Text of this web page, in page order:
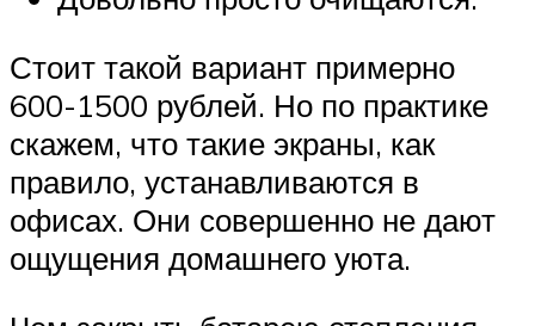
Стоит такой вариант примерно
600-1500 рублей. Но по практике
скажем, что такие экраны, как
правило, устанавливаются в
офисах. Они совершенно не дают
ощущения домашнего уюта.